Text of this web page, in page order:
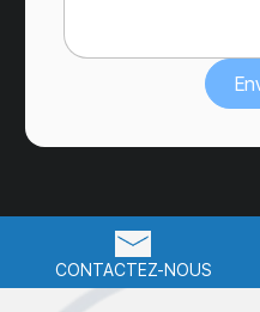
CONTACTEZ-NOUS